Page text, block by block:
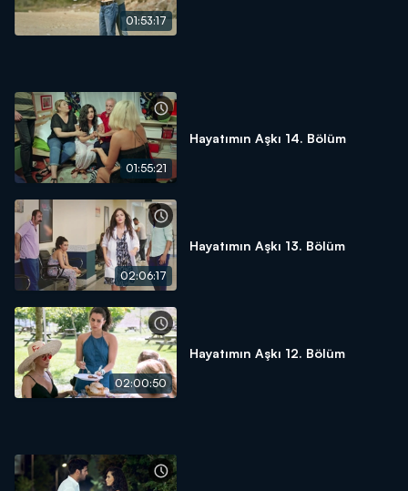
01:53:17
01:55:21
Hayatımın Aşkı 14. Bölüm
02:06:17
Hayatımın Aşkı 13. Bölüm
02:00:50
Hayatımın Aşkı 12. Bölüm